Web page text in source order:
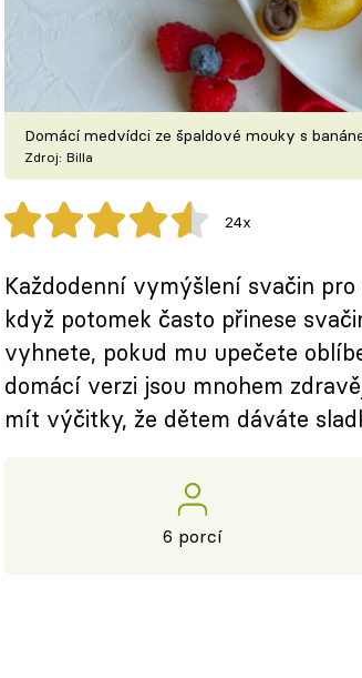
Domácí medvídci ze špaldové mouky s
Zdroj: Billa
24x
Každodenní vymýšlení svačin
když potomek často přinese
vyhnete, pokud mu upečete
domácí verzi jsou mnohem
mít výčitky, že dětem dáváte
6 porcí